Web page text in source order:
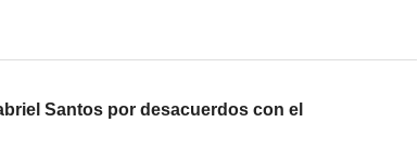
Santos por desacuerdos con el